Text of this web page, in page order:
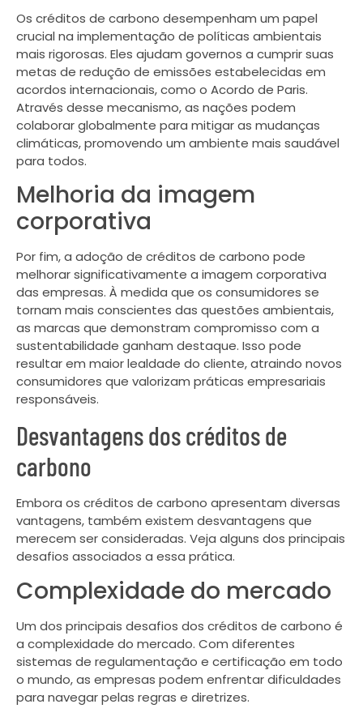
Os créditos de carbono desempenham um papel
crucial na implementação de políticas ambientais
mais rigorosas. Eles ajudam governos a cumprir suas
metas de redução de emissões estabelecidas em
acordos internacionais, como o Acordo de Paris.
Através desse mecanismo, as nações podem
colaborar globalmente para mitigar as mudanças
climáticas, promovendo um ambiente mais saudável
para todos.
Melhoria da imagem
corporativa
Por fim, a adoção de créditos de carbono pode
melhorar significativamente a imagem corporativa
das empresas. À medida que os consumidores se
tornam mais conscientes das questões ambientais,
as marcas que demonstram compromisso com a
sustentabilidade ganham destaque. Isso pode
resultar em maior lealdade do cliente, atraindo novos
consumidores que valorizam práticas empresariais
responsáveis.
Desvantagens dos créditos de
carbono
Embora os créditos de carbono apresentam diversas
vantagens, também existem desvantagens que
merecem ser consideradas. Veja alguns dos principais
desafios associados a essa prática.
Complexidade do mercado
Um dos principais desafios dos créditos de carbono é
a complexidade do mercado. Com diferentes
sistemas de regulamentação e certificação em todo
o mundo, as empresas podem enfrentar dificuldades
para navegar pelas regras e diretrizes.